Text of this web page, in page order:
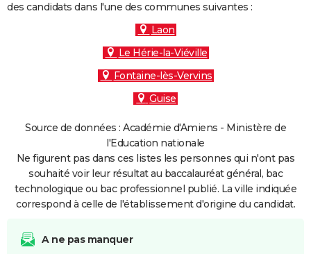
des candidats dans l'une des communes suivantes :
Laon
Le Hérie-la-Viéville
Fontaine-lès-Vervins
Guise
Source de données : Académie d'Amiens - Ministère de
l'Education nationale
Ne figurent pas dans ces listes les personnes qui n'ont pas
souhaité voir leur résultat au baccalauréat général, bac
technologique ou bac professionnel publié. La ville indiquée
correspond à celle de l'établissement d'origine du candidat.
A ne pas manquer